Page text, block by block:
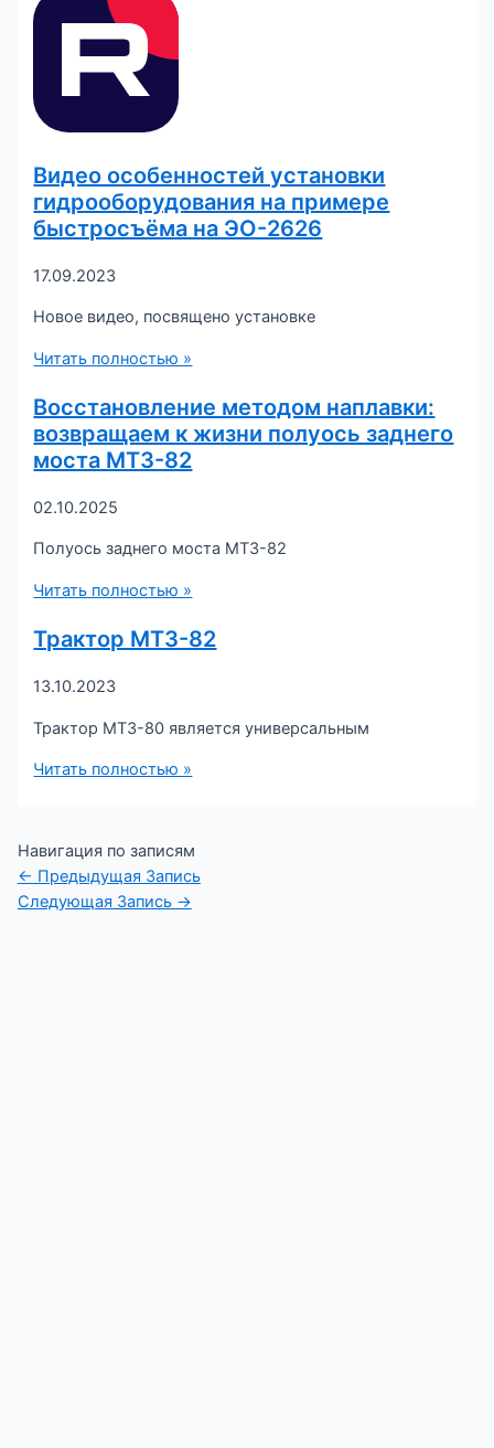
Видео особенностей установки
гидрооборудования на примере
быстросъёма на ЭО-2626
17.09.2023
Новое видео, посвящено установке
Читать полностью »
Восстановление методом наплавки:
возвращаем к жизни полуось заднего
моста МТЗ-82
02.10.2025
Полуось заднего моста МТЗ-82
Читать полностью »
Трактор МТЗ-82
13.10.2023
Трактор МТЗ-80 является универсальным
Читать полностью »
Навигация по записям
← Предыдущая Запись
Следующая Запись →